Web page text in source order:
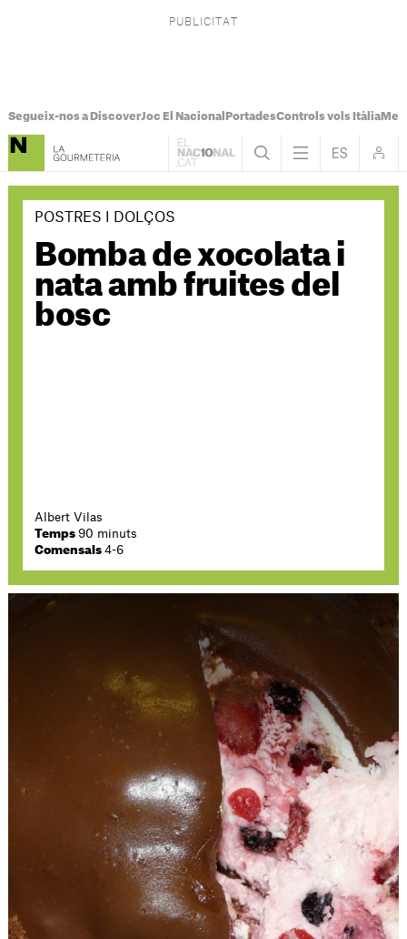
Segueix-nos a DiscoverJoc El Nacional PortadesControls vols Itàlia
POSTRES I DOLÇOS
Bomba de xocolata i
nata amb fruites del
bosc
Albert Vilas
Temps90 minuts
Comensals4-6